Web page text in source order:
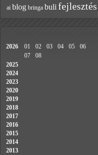
ai blog bringa buli fejlesztés
2026 01 02 03 04 05
06
07
08
2025
2024
2023
2020
2019
2018
2017
2016
2015
2014
2013